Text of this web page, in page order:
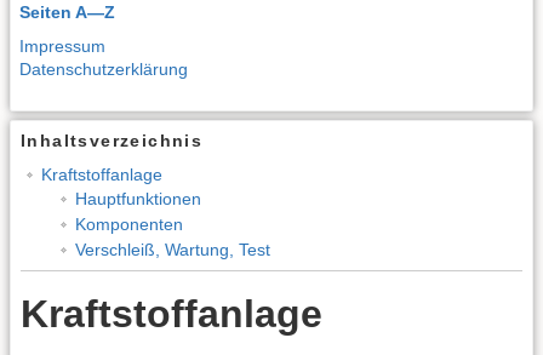
Seiten A—Z
Impressum
Datenschutzerklärung
Inhaltsverzeichnis
Kraftstoffanlage
Hauptfunktionen
Komponenten
Verschleiß, Wartung, Test
Kraftstoffanlage